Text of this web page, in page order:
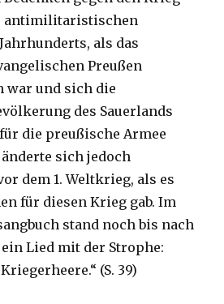
antimilitaristischen
als das
Preußen
war und sich die
des Sauerlands
die preußische Armee
sich jedoch
dem 1. Weltkrieg, als es
für diesen Krieg gab. Im
stand noch bis nach
Lied mit der Strophe:
(S. 39)